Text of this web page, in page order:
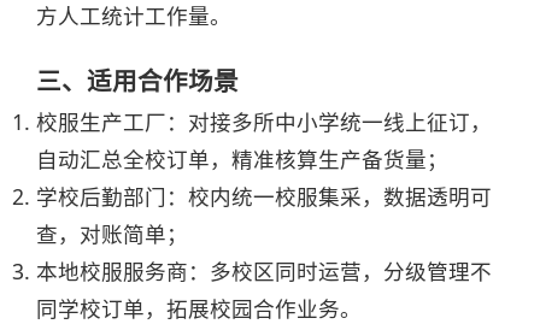
方人工统计工作量。
三、适用合作场景
校服生产工厂：对接多所中小学统一线上征订，
自动汇总全校订单，精准核算生产备货量；
学校后勤部门：校内统一校服集采，数据透明可
查，对账简单；
本地校服服务商：多校区同时运营，分级管理不
同学校订单，拓展校园合作业务。